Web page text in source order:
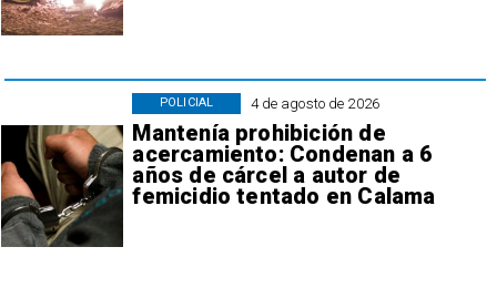
4 de agosto de 2026
Mantenía prohibición de
acercamiento: Condenan a 6
años de cárcel a autor de
femicidio tentado en Calama
POLICIAL